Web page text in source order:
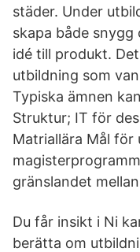
städer. Under
skapa både
idé till produkt.
utbildning som
Typiska ämnen
Struktur; IT för
Matriallära Mål för
gränslandet
Du får insikt i Ni
berätta om